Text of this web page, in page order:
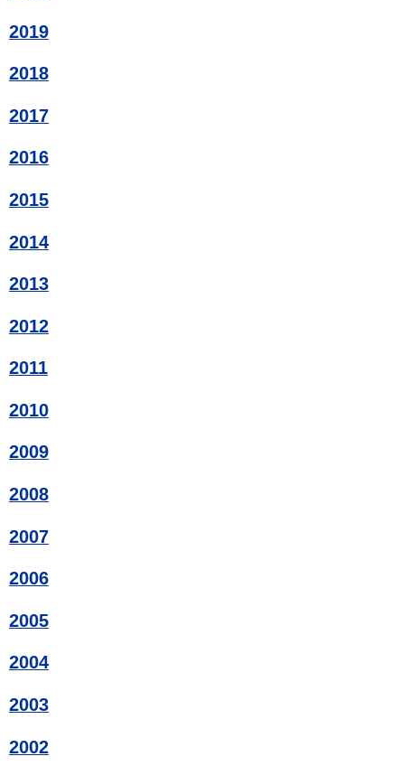
2019
2018
2017
2016
2015
2014
2013
2012
2011
2010
2009
2008
2007
2006
2005
2004
2003
2002